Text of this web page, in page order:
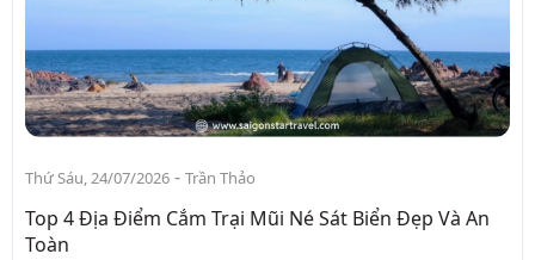
Thứ Sáu, 24/07/2026 - Trần Thảo
Top 4 Địa Điểm Cắm Trại Mũi Né Sát Biển Đẹp Và An
Toàn